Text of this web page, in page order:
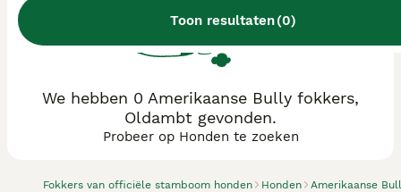
Toon resultaten(0)
Fokkers van officiële stamboom honden Honden Amerikaanse
We hebben 0 Amerikaanse Bully fokkers,
Oldambt gevonden.
Probeer op Honden te zoeken